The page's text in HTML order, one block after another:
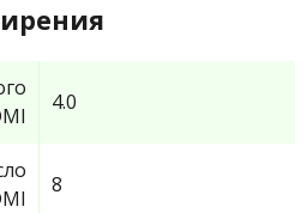
4.0
8